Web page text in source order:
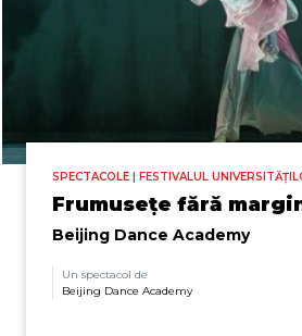
SPECTACOLE | FESTIVALUL
Frumusețe fără
Beijing Dance Academy
Un spectacol de
Beijing Dance Academy